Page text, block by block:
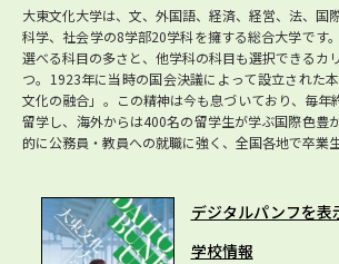
大東文化大学は、文、外国語、経済、経営、法、国
科学、社会学の8学部20学科を擁する総合大学です
選べる科目の多さと、他学科の科目も選択できるカ
つ。1923年に当時の国会決議によって設立された
文化の融合」。この精神は今も息づいており、毎年
留学し、海外からは400名の留学生が学ぶ国際色豊
的に公務員・教員への就職に強く、全国各地で卒業
デジタルパンフを表
学校情報